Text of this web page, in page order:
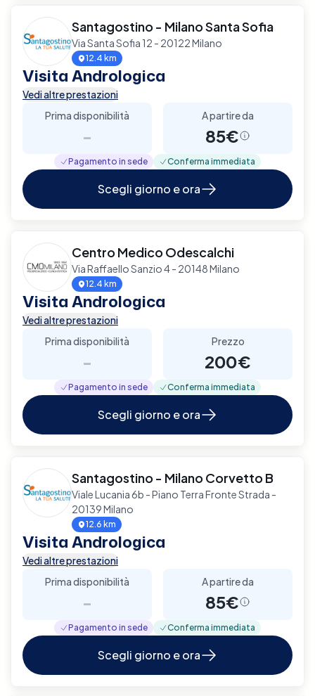
Santagostino - Milano Santa Sofia
Via Santa Sofia 12 - 20122 Milano
12.4 km
Visita Andrologica
Vedi altre prestazioni
Prima disponibilità
-
A partire da
85€
Pagamento in sede Conferma immediata
Scegli giorno e ora
Centro Medico Odescalchi
Via Raffaello Sanzio 4 - 20148 Milano
12.4 km
Visita Andrologica
Vedi altre prestazioni
Prima disponibilità
-
Prezzo
200€
Pagamento in sede Conferma immediata
Scegli giorno e ora
Santagostino - Milano Corvetto B
Viale Lucania 6b - Piano Terra Fronte Strada -
20139 Milano
12.6 km
Visita Andrologica
Vedi altre prestazioni
Prima disponibilità
-
A partire da
85€
Pagamento in sede Conferma immediata
Scegli giorno e ora